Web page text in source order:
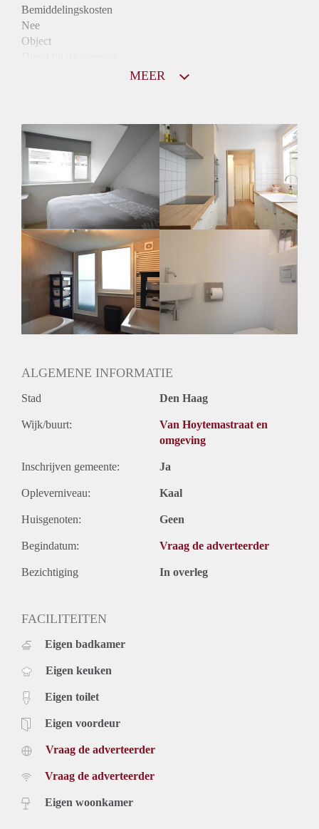
Bemiddelingskosten
Nee
Object
Huurtoeslag
Mogelijk
Inkomen eis
3,0 X Maandhuur Bruto
Huurtermijn
Onbepaalde termijn
Oplevering
Gestoffeerd
MEER
ALGEMENE INFORMATIE
Stad Den Haag
Wijk/buurt:
Van Hoytemastraat en
omgeving
Inschrijven gemeente: Ja
Opleverniveau: Kaal
Huisgenoten: Geen
Begindatum: Vraag de adverteerder
Bezichtiging In overleg
FACILITEITEN
Eigen badkamer
Eigen keuken
Eigen toilet
Eigen voordeur
Vraag de adverteerder
Vraag de adverteerder
Eigen woonkamer